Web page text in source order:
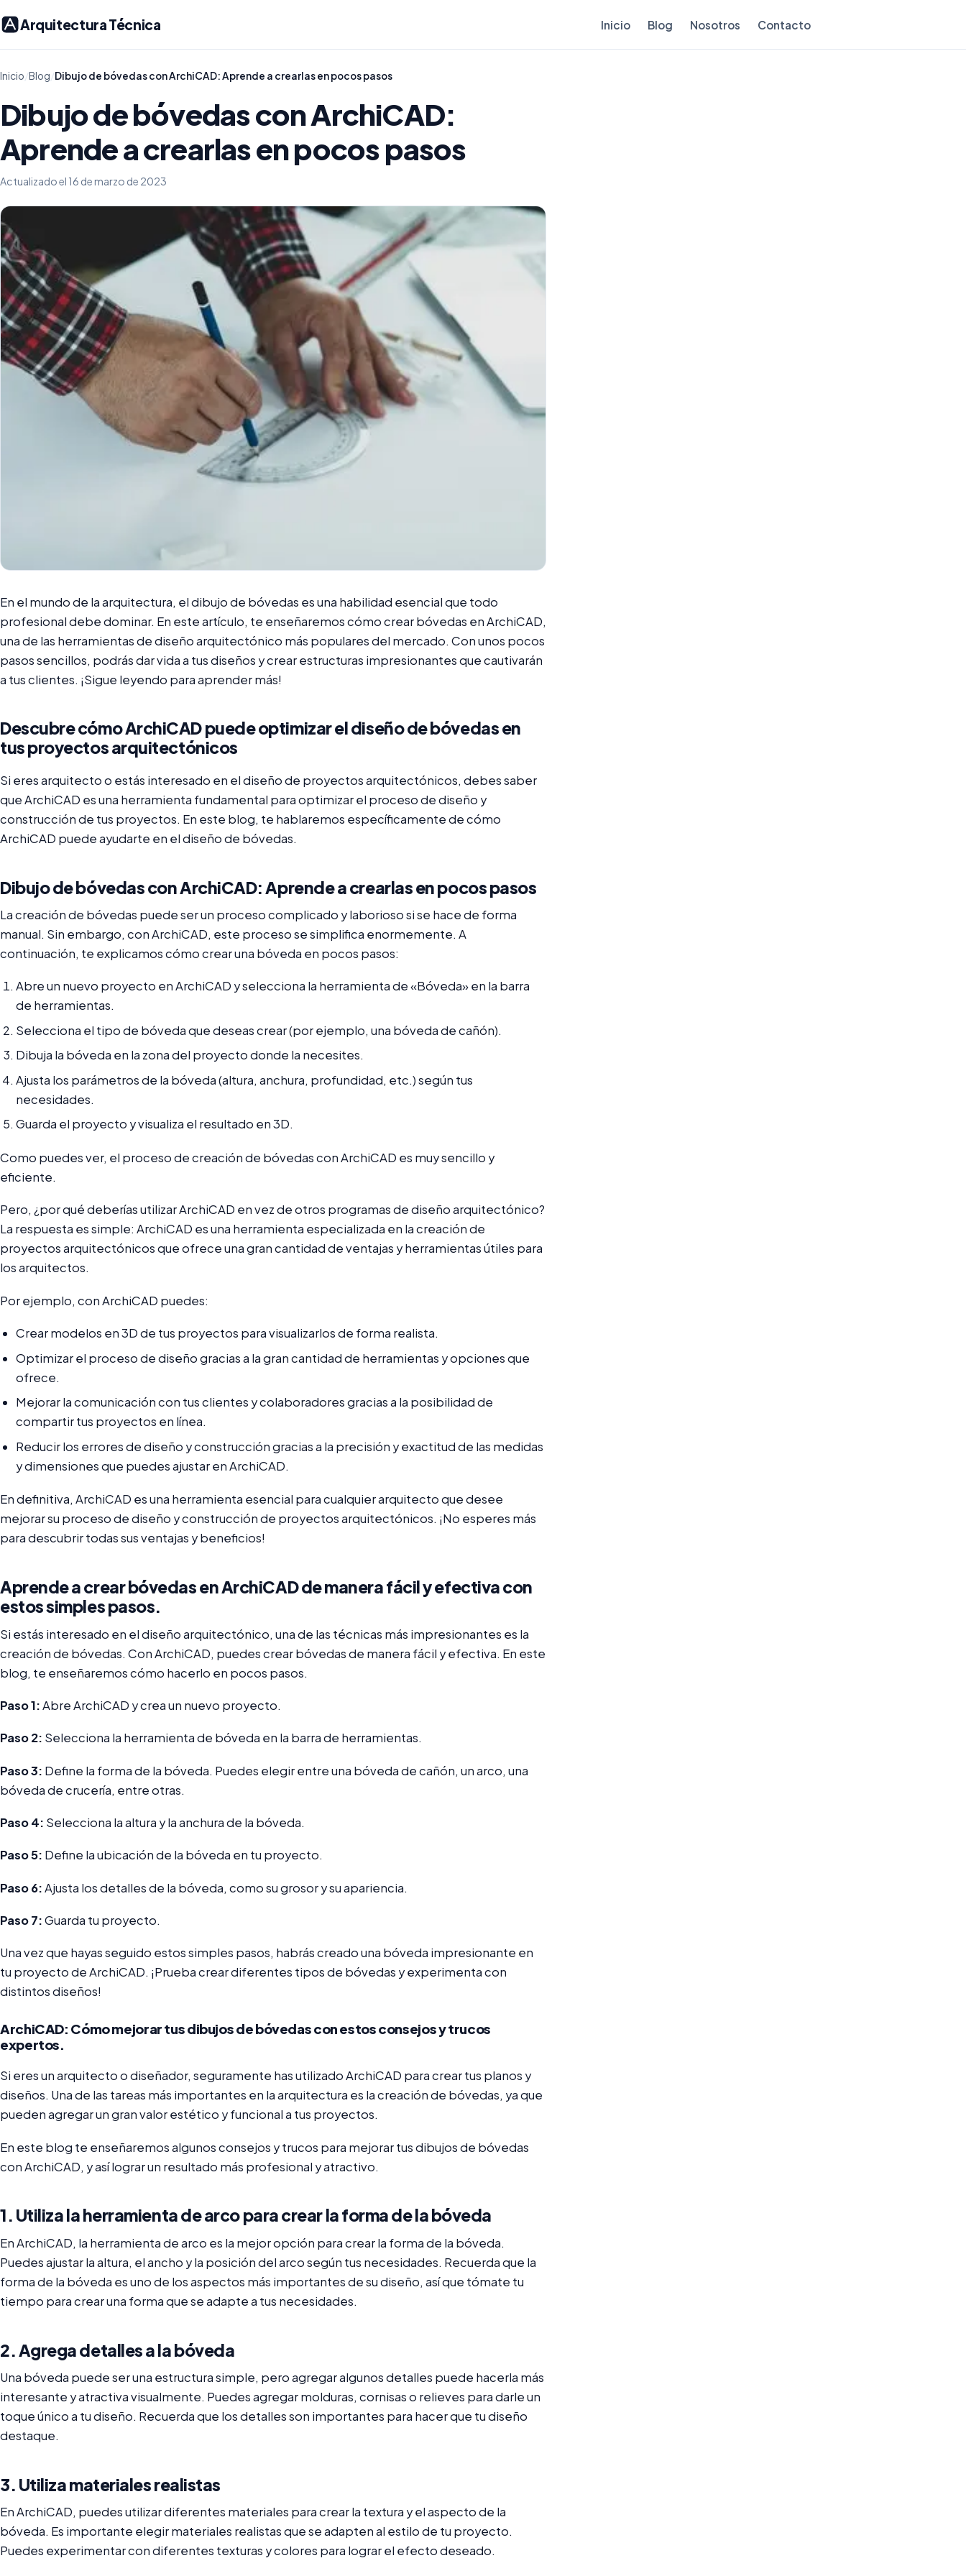
Arquitectura Técnica Inicio Blog Nosotros Contacto
Inicio/Blog/Dibujo de bóvedas con ArchiCAD: Aprende a crearlas en pocos pasos
Dibujo de bóvedas con ArchiCAD:
Aprende a crearlas en pocos pasos
Actualizado el 16 de marzo de 2023
En el mundo de la arquitectura, el dibujo de bóvedas es una habilidad esencial que todo
profesional debe dominar. En este artículo, te enseñaremos cómo crear bóvedas en ArchiCAD,
una de las herramientas de diseño arquitectónico más populares del mercado. Con unos pocos
pasos sencillos, podrás dar vida a tus diseños y crear estructuras impresionantes que cautivarán
a tus clientes. ¡Sigue leyendo para aprender más!
Descubre cómo ArchiCAD puede optimizar el diseño de bóvedas en
tus proyectos arquitectónicos
Si eres arquitecto o estás interesado en el diseño de proyectos arquitectónicos, debes saber
que ArchiCAD es una herramienta fundamental para optimizar el proceso de diseño y
construcción de tus proyectos. En este blog, te hablaremos específicamente de cómo
ArchiCAD puede ayudarte en el diseño de bóvedas.
Dibujo de bóvedas con ArchiCAD: Aprende a crearlas en pocos pasos
La creación de bóvedas puede ser un proceso complicado y laborioso si se hace de forma
manual. Sin embargo, con ArchiCAD, este proceso se simplifica enormemente. A
continuación, te explicamos cómo crear una bóveda en pocos pasos:
Abre un nuevo proyecto en ArchiCAD y selecciona la herramienta de «Bóveda» en la barra
de herramientas.
Selecciona el tipo de bóveda que deseas crear (por ejemplo, una bóveda de cañón).
Dibuja la bóveda en la zona del proyecto donde la necesites.
Ajusta los parámetros de la bóveda (altura, anchura, profundidad, etc.) según tus
necesidades.
Guarda el proyecto y visualiza el resultado en 3D.
Como puedes ver, el proceso de creación de bóvedas con ArchiCAD es muy sencillo y
eficiente.
Pero, ¿por qué deberías utilizar ArchiCAD en vez de otros programas de diseño arquitectónico?
La respuesta es simple: ArchiCAD es una herramienta especializada en la creación de
proyectos arquitectónicos que ofrece una gran cantidad de ventajas y herramientas útiles para
los arquitectos.
Por ejemplo, con ArchiCAD puedes:
Crear modelos en 3D de tus proyectos para visualizarlos de forma realista.
Optimizar el proceso de diseño gracias a la gran cantidad de herramientas y opciones que
ofrece.
Mejorar la comunicación con tus clientes y colaboradores gracias a la posibilidad de
compartir tus proyectos en línea.
Reducir los errores de diseño y construcción gracias a la precisión y exactitud de las medidas
y dimensiones que puedes ajustar en ArchiCAD.
En definitiva, ArchiCAD es una herramienta esencial para cualquier arquitecto que desee
mejorar su proceso de diseño y construcción de proyectos arquitectónicos. ¡No esperes más
para descubrir todas sus ventajas y beneficios!
Aprende a crear bóvedas en ArchiCAD de manera fácil y efectiva con
estos simples pasos.
Si estás interesado en el diseño arquitectónico, una de las técnicas más impresionantes es la
creación de bóvedas. Con ArchiCAD, puedes crear bóvedas de manera fácil y efectiva. En este
blog, te enseñaremos cómo hacerlo en pocos pasos.
Paso 1:Abre ArchiCAD y crea un nuevo proyecto.
Paso 2: Selecciona la herramienta de bóveda en la barra de herramientas.
Paso 3: Define la forma de la bóveda. Puedes elegir entre una bóveda de cañón, un arco, una
bóveda de crucería, entre otras.
Paso 4: Selecciona la altura y la anchura de la bóveda.
Paso 5: Define la ubicación de la bóveda en tu proyecto.
Paso 6:Ajusta los detalles de la bóveda, como su grosor y su apariencia.
Paso 7:Guarda tu proyecto.
Una vez que hayas seguido estos simples pasos, habrás creado una bóveda impresionante en
tu proyecto de ArchiCAD. ¡Prueba crear diferentes tipos de bóvedas y experimenta con
distintos diseños!
ArchiCAD: Cómo mejorar tus dibujos de bóvedas con estos consejos y trucos
expertos.
Si eres un arquitecto o diseñador, seguramente has utilizado ArchiCAD para crear tus planos y
diseños. Una de las tareas más importantes en la arquitectura es la creación de bóvedas, ya que
pueden agregar un gran valor estético y funcional a tus proyectos.
En este blog te enseñaremos algunos consejos y trucos para mejorar tus dibujos de bóvedas
con ArchiCAD, y así lograr un resultado más profesional y atractivo.
1. Utiliza la herramienta de arco para crear la forma de la bóveda
En ArchiCAD, la herramienta de arco es la mejor opción para crear la forma de la bóveda.
Puedes ajustar la altura, el ancho y la posición del arco según tus necesidades. Recuerda que la
forma de la bóveda es uno de los aspectos más importantes de su diseño, así que tómate tu
tiempo para crear una forma que se adapte a tus necesidades.
2. Agrega detalles a la bóveda
Una bóveda puede ser una estructura simple, pero agregar algunos detalles puede hacerla más
interesante y atractiva visualmente. Puedes agregar molduras, cornisas o relieves para darle un
toque único a tu diseño. Recuerda que los detalles son importantes para hacer que tu diseño
destaque.
3. Utiliza materiales realistas
En ArchiCAD, puedes utilizar diferentes materiales para crear la textura y el aspecto de la
bóveda. Es importante elegir materiales realistas que se adapten al estilo de tu proyecto.
Puedes experimentar con diferentes texturas y colores para lograr el efecto deseado.